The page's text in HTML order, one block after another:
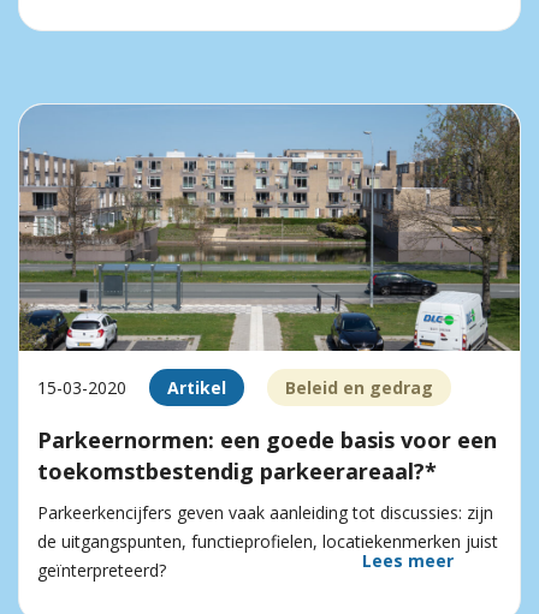
15-03-2020 Artikel Beleid en gedrag
Parkeernormen: een goede basis voor een
toekomstbestendig parkeerareaal?*
Parkeerkencijfers geven vaak aanleiding tot discussies: zijn
de uitgangspunten, functieprofielen, locatiekenmerken juist
geïnterpreteerd?
Lees meer